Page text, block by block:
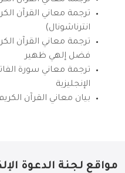
ترجمة معاني القرآن
انترناشونال)
ترجمة معاني القرآن
فضل إلهي ظهير
ترجمة معاني سورة
الإنجليزية
بيان معاني القرآن
مواقع لجنة الدعوة